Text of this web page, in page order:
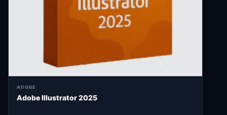
ADOBE
Adobe Illustrator 2025